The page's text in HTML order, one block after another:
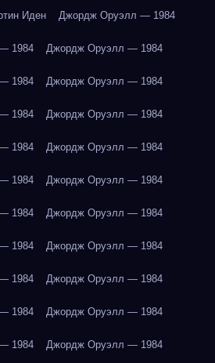
Иден Джордж Оруэлл — 1984
1984 Джордж Оруэлл — 1984
1984 Джордж Оруэлл — 1984
1984 Джордж Оруэлл — 1984
1984 Джордж Оруэлл — 1984
1984 Джордж Оруэлл — 1984
1984 Джордж Оруэлл — 1984
1984 Джордж Оруэлл — 1984
1984 Джордж Оруэлл — 1984
1984 Джордж Оруэлл — 1984
1984 Джордж Оруэлл — 1984